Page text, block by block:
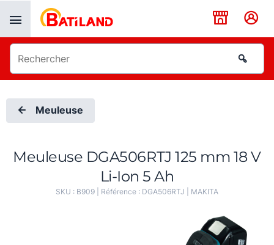
Meuleuse
Meuleuse DGA506RTJ 125 mm 18 V
Li-Ion 5 Ah
SKU : B909 | Référence : DGA506RTJ MAKITA
Panneau de gestion des cookies